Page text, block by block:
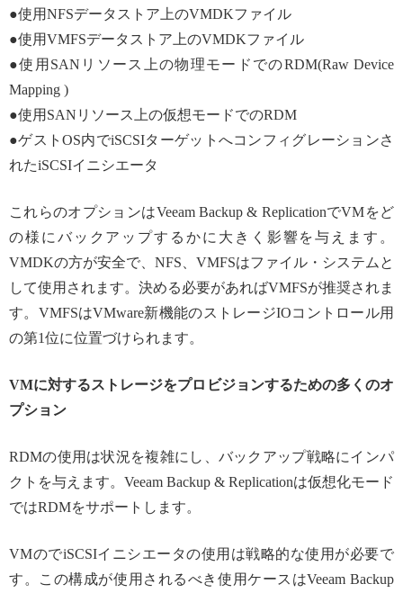
●使用NFSデータストア上のVMDKファイル
●使用VMFSデータストア上のVMDKファイル
●使用SANリソース上の物理モードでのRDM(Raw Device
Mapping )
●使用SANリソース上の仮想モードでのRDM
●ゲストOS内でiSCSIターゲットへコンフィグレーションさ
れたiSCSIイニシエータ
これらのオプションはVeeam Backup & ReplicationでVMをど
の様にバックアップするかに大きく影響を与えます。
VMDKの方が安全で、NFS、VMFSはファイル・システムと
して使用されます。決める必要があればVMFSが推奨されま
す。VMFSはVMware新機能のストレージIOコントロール用
の第1位に位置づけられます。
VMに対するストレージをプロビジョンするための多くのオ
プション
RDMの使用は状況を複雑にし、バックアップ戦略にインパ
クトを与えます。Veeam Backup & Replicationは仮想化モード
ではRDMをサポートします。
VMのでiSCSIイニシエータの使用は戦略的な使用が必要で
す。この構成が使用されるべき使用ケースはVeeam Backup